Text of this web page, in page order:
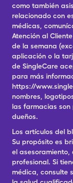
como también
relacionado con
médicas,
Atención al
de la semana
aplicación o la
de SingleCare
para más
https://
nombres,
las farmacias son
dueños.
Los artículos del
Su propósito es
el
profesional. Si
médica, consulte